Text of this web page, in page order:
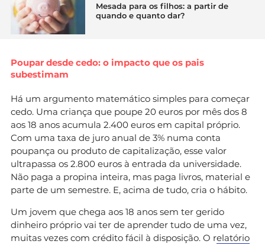
Mesada para os filhos: a partir de
quando e quanto dar?
Poupar desde cedo: o impacto que os pais
subestimam
Há um argumento matemático simples para começar
cedo. Uma criança que poupe 20 euros por mês dos 8
aos 18 anos acumula 2.400 euros em capital próprio.
Com uma taxa de juro anual de 3% numa conta
poupança ou produto de capitalização, esse valor
ultrapassa os 2.800 euros à entrada da universidade.
Não paga a propina inteira, mas paga livros, material e
parte de um semestre. E, acima de tudo, cria o hábito.
Um jovem que chega aos 18 anos sem ter gerido
dinheiro próprio vai ter de aprender tudo de uma vez,
muitas vezes com crédito fácil à disposição. O relatório